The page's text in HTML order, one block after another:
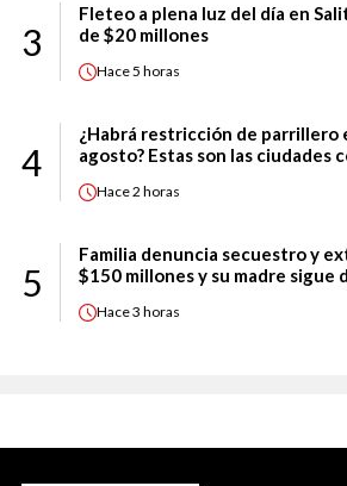
3
Fleteo a plena luz del día en
de $20 millones
Hace5 horas
4
¿Habrá restricción de parrillero
agosto? Estas son las ciudades
Hace2 horas
5
Familia denuncia secuestro y
$150 millones y su madre sigue
Hace3 horas